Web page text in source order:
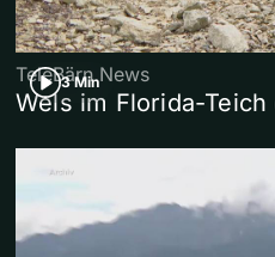
3 Min
TeleBärn News
Wels im Florida-